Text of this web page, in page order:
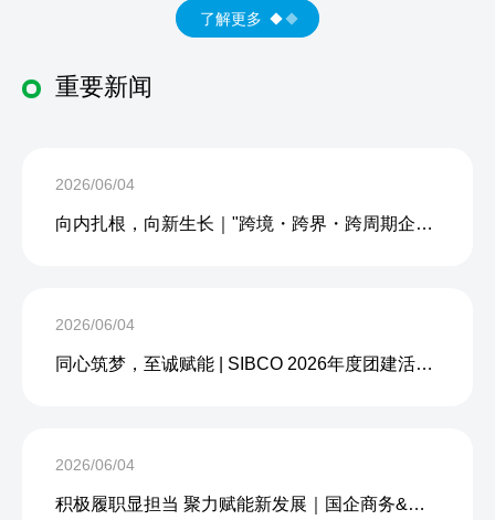
了解更多
重要新闻
2026/06/04
向内扎根，向新生长｜"跨境・跨界・跨周期企业内生力沙龙"成功举办
2026/06/04
同心筑梦，至诚赋能 | SIBCO 2026年度团建活动圆满收官
2026/06/04
积极履职显担当 聚力赋能新发展｜国企商务&中企人力出席上海现代服务业联合会第五届会员大会第三次会议暨2026服务业高质量发展大会